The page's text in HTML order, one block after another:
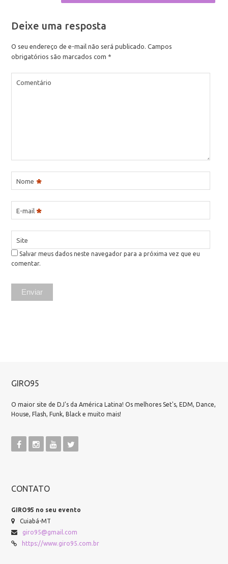
Deixe uma resposta
O seu endereço de e-mail não será publicado. Campos
obrigatórios são marcados com *
Comentário
Nome *
E-mail *
Site
Salvar meus dados neste navegador para a próxima vez que eu
comentar.
GIRO95
O maior site de DJ's da América Latina! Os melhores Set's, EDM, Dance,
House, Flash, Funk, Black e muito mais!
CONTATO
GIRO95 no seu evento
Cuiabá-MT
giro95@gmail.com
https://www.giro95.com.br